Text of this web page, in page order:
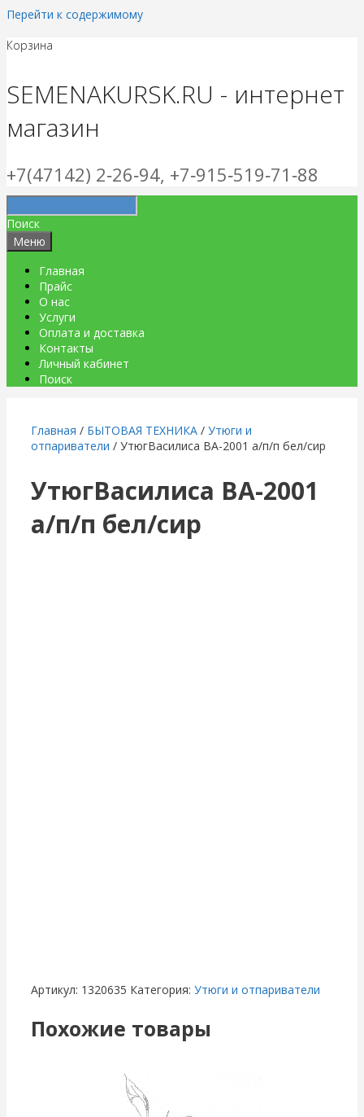
Перейти к содержимому
Корзина
SEMENAKURSK.RU - интернет
магазин
+7(47142) 2‑26‑94, +7‑915‑519‑71‑88
Поиск
Меню
Главная
Прайс
О нас
Услуги
Оплата и доставка
Контакты
Личный кабинет
Поиск
Главная / БЫТОВАЯ ТЕХНИКА / Утюги и
отпариватели / УтюгВасилиса ВА-2001 а/п/п бел/сир
УтюгВасилиса ВА-2001
а/п/п бел/сир
Артикул: 1320635 Категория: Утюги и отпариватели
Похожие товары